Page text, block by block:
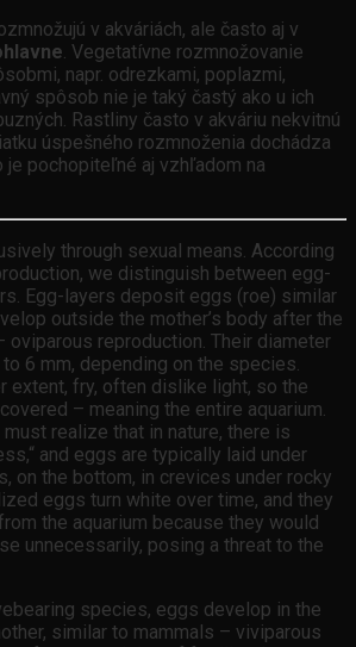
v akváriách, ale často aj v
. Vegetatívne rozmnožovanie
napr. odrezkami, poplazmi,
spôsob nie je taký častý ako u ich
Rastliny často v akváriu nekvitnú
úspešného rozmnoženia dochádza
je pochopiteľné aj vzhľadom na
through sexual means. According
we distinguish between egg-
Egg-layers deposit eggs (roe) similar
outside the mother’s body after the
oviparous reproduction. Their diameter
6 mm, depending on the species.
extent, fry, often dislike light, so the
– meaning the entire aquarium.
realize that in nature, there is
and eggs are typically laid under
on the bottom, in crevices under rocky
eggs turn white over time, and they
the aquarium because they would
unnecessarily, posing a threat to the
species, eggs develop in the
similar to mammals – viviparous